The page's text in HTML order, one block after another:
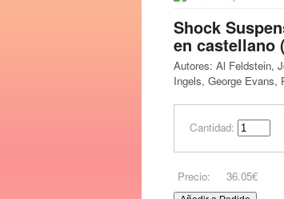
Shock
en castellano
Autores: Al Feldstein,
Ingels, George
Cantidad:
36.05€
Precio: